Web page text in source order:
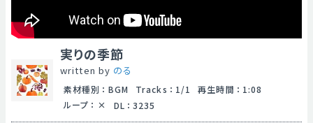
実りの季節
written by のる
素材種別 ： BGM Tracks ： 1/1 再生時間 ： 1:08
ループ ： DL ： 3235